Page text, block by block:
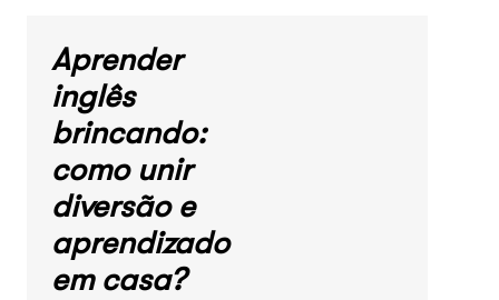
Aprender
inglês
brincando:
como unir
diversão e
aprendizado
em casa?